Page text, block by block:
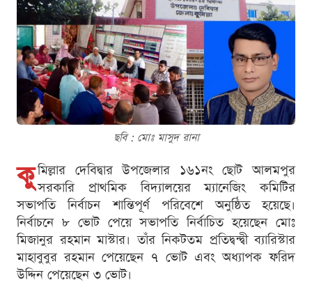
ছবি : মোঃ মাসুদ রানা
কু মিল্লার দেবিদ্বার উপজেলার ১৬১নং ছোট আলমপুর
সরকারি প্রাথমিক বিদ্যালয়ের ম্যানেজিং কমিটির
সভাপতি নির্বাচন শান্তিপূর্ণ পরিবেশে অনুষ্ঠিত হয়েছে।
নির্বাচনে ৮ ভোট পেয়ে সভাপতি নির্বাচিত হয়েছেন মোঃ
মিজানুর রহমান মাস্টার। তাঁর নিকটতম প্রতিদ্বন্দ্বী ব্যারিস্টার
মাহাবুবুর রহমান পেয়েছেন ৭ ভোট এবং অধ্যাপক ফরিদ
উদ্দিন পেয়েছেন ৩ ভোট।